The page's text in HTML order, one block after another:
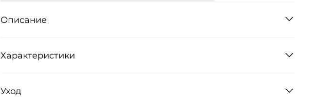
Описание
Характеристики
Уход